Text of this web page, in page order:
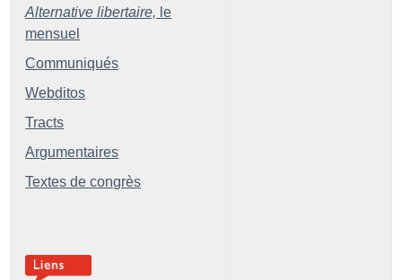
Alternative libertaire, le
mensuel
Communiqués
Webditos
Tracts
Argumentaires
Textes de congrès